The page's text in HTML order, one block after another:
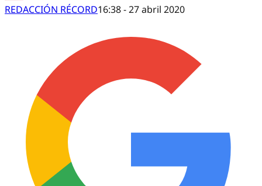
REDACCIÓN RÉCORD16:38 - 27 abril 2020